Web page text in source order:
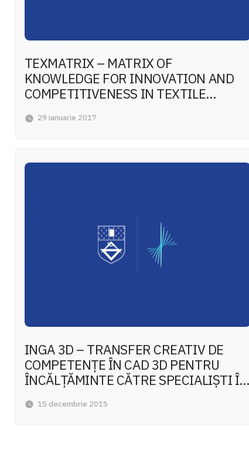
TEXMATRIX – MATRIX OF
KNOWLEDGE FOR INNOVATION AND
COMPETITIVENESS IN TEXTILE
29 ianuarie 2017
INGA 3D – TRANSFER CREATIV DE
COMPETENȚE ÎN CAD 3D PENTRU
ÎNCĂLȚĂMINTE CĂTRE SPECIALIȘTI ÎN
15 decembrie 2015